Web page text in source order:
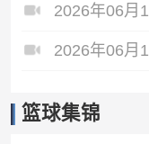
篮球集锦